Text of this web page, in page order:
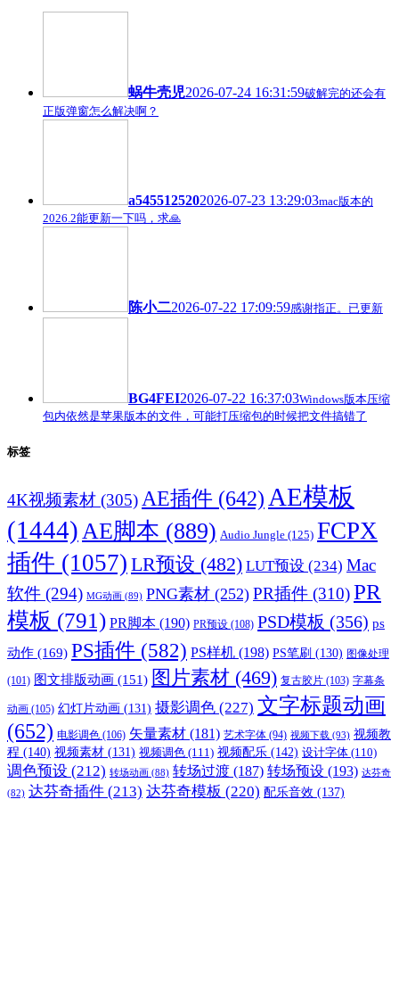
蜗牛壳児2026-07-24 16:31:59破解完的还会有
正版弹窗怎么解决啊？
a5455125202026-07-23 13:29:03mac版本的
2026.2能更新一下吗，求🙏
陈小二2026-07-22 17:09:59感谢指正。已更新
BG4FEI2026-07-22 16:37:03Windows版本压缩
包内依然是苹果版本的文件，可能打压缩包的时候把文件搞错了
标签
4K视频素材 (305)AE插件 (642) AE模板
(1444)AE脚本 (889) Audio Jungle (125) FCPX
插件 (1057) LR预设 (482) LUT预设 (234) Mac
软件 (294) MG动画 (89) PNG素材 (252) PR插件 (310)PR
模板 (791) PR脚本 (190) PR预设 (108) PSD模板 (356) ps
动作 (169) PS插件 (582) PS样机 (198) PS笔刷 (130) 图像处理
(101) 图文排版动画 (151) 图片素材 (469) 复古胶片 (103) 字幕条
动画 (105) 幻灯片动画 (131) 摄影调色 (227) 文字标题动画
(652) 电影调色 (106) 矢量素材 (181) 艺术字体 (94) 视频下载 (93) 视频教
程 (140) 视频素材 (131) 视频调色 (111) 视频配乐 (142) 设计字体 (110)
调色预设 (212) 转场动画 (88) 转场过渡 (187) 转场预设 (193) 达芬奇
(82) 达芬奇插件 (213) 达芬奇模板 (220) 配乐音效 (137)